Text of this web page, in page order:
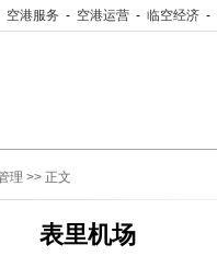
空港服务 - 空港运营 - 临空经济 -
理 >> 正文
表里机场